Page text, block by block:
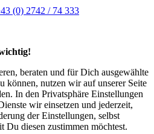
(0) 2742 / 74 333
beraten und für Dich ausgewählte
können, nutzen wir auf unserer Seite
In den Privatsphäre Einstellungen
wir einsetzen und jederzeit,
der Einstellungen, selbst
Du diesen zustimmen möchtest.